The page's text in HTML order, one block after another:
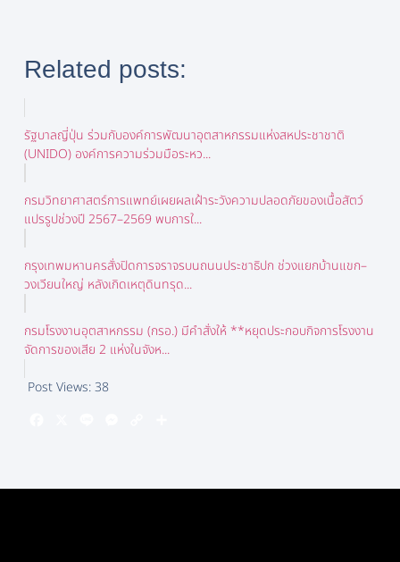
Related posts:
รัฐบาลญี่ปุ่น ร่วมกับองค์การพัฒนาอุตสาหกรรมแห่งสหประชาชาติ
(UNIDO) องค์การความร่วมมือระหว...
กรมวิทยาศาสตร์การแพทย์เผยผลเฝ้าระวังความปลอดภัยของเนื้อสัตว์
แปรรูปช่วงปี 2567–2569 พบการใ...
กรุงเทพมหานครสั่งปิดการจราจรบนถนนประชาธิปก ช่วงแยกบ้านแขก–
วงเวียนใหญ่ หลังเกิดเหตุดินทรุด...
กรมโรงงานอุตสาหกรรม (กรอ.) มีคำสั่งให้ **หยุดประกอบกิจการโรงงาน
จัดการของเสีย 2 แห่งในจังห...
Post Views:38